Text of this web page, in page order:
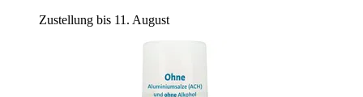
Zustellung bis 11. August